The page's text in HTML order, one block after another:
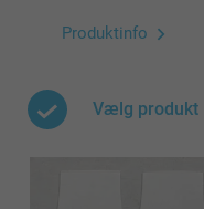
Produktinfo
Vælg produkt